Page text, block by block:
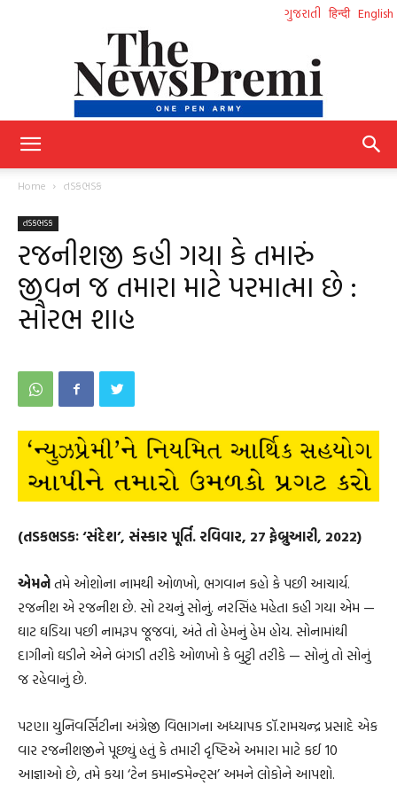
ગુજરાતી हिन्दी English
Gujarati
Home તડકભડક
તડકભડક
રજનીશજી કહી ગયા કે તમારું
જીવન જ તમારા માટે પરમાત્મા છે :
સૌરભ શાહ
(તડકભડકઃ ‘સંદેશ’, સંસ્કાર પૂર્તિ. રવિવાર, 27 ફેબ્રુઆરી, 2022)
એમનેતમે ઓશોના નામથી ઓળખો, ભગવાન કહો કે પછી આચાર્ય.
રજનીશ એ રજનીશ છે. સો ટચનું સોનું. નરસિંહ મહેતા કહી ગયા એમ —
ઘાટ ઘડિયા પછી નામરૂપ જૂજવાં, અંતે તો હેમનું હેમ હોય. સોનામાંથી
દાગીનો ઘડીને એને બંગડી તરીકે ઓળખો કે બુટ્ટી તરીકે — સોનું તો સોનું
જ રહેવાનું છે.
પટણા યુનિવર્સિટીના અંગ્રેજી વિભાગના અધ્યાપક ડૉ.રામચન્દ્ર પ્રસાદે એક
વાર રજનીશજીને પૂછ્યું હતું કે તમારી દૃષ્ટિએ અમારા માટે કઈ 10
આજ્ઞાઓ છે, તમે કયા ‘ટેન કમાન્ડમેન્ટ્સ’ અમને લોકોને આપશો.